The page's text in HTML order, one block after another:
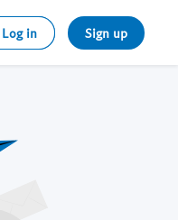
Log in Sign up